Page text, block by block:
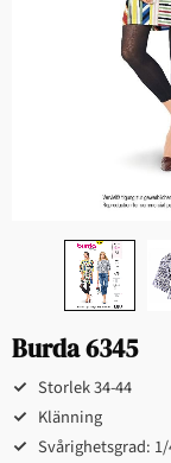
Burda 6345
Storlek 34-44
Klänning
Svårighetsgrad: